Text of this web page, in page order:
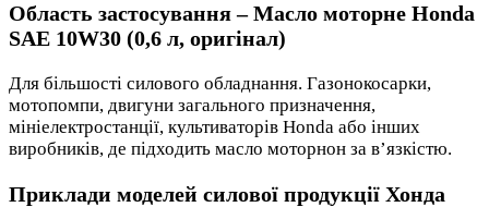
Область застосування – Масло моторне Honda
SAE 10W30 (0,6 л, оригінал)
Для більшості силового обладнання. Газонокосарки,
мотопомпи, двигуни загального призначення,
мініелектростанції, культиваторів Honda або інших
виробників, де підходить масло моторнон за в’язкістю.
Приклади моделей силової продукції Хонда